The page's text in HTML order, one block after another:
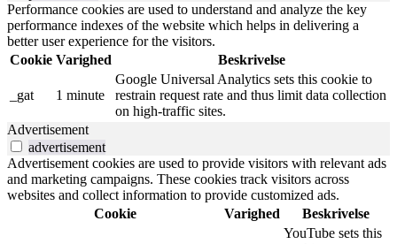
Performance cookies are used to understand and analyze the key
performance indexes of the website which helps in delivering a
better user experience for the visitors.
Cookie Varighed Beskrivelse
_gat 1 minute
Google Universal Analytics sets this cookie to
restrain request rate and thus limit data collection
on high-traffic sites.
Advertisement
advertisement
Advertisement cookies are used to provide visitors with relevant ads
and marketing campaigns. These cookies track visitors across
websites and collect information to provide customized ads.
Cookie
Varighed Beskrivelse
YouTube sets this